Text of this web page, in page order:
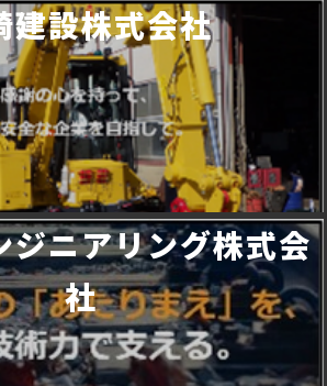
建設株式会社
ジニアリング株式会
社